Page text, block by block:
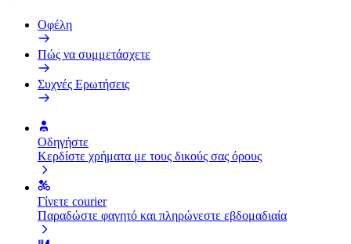
Οφέλη
Πώς να συμμετάσχετε
Συχνές Ερωτήσεις
Οδηγήστε
Κερδίστε χρήματα με τους δικούς σας όρους
Γίνετε courier
Παραδώστε φαγητό και πληρώνεστε εβδομαδιαία